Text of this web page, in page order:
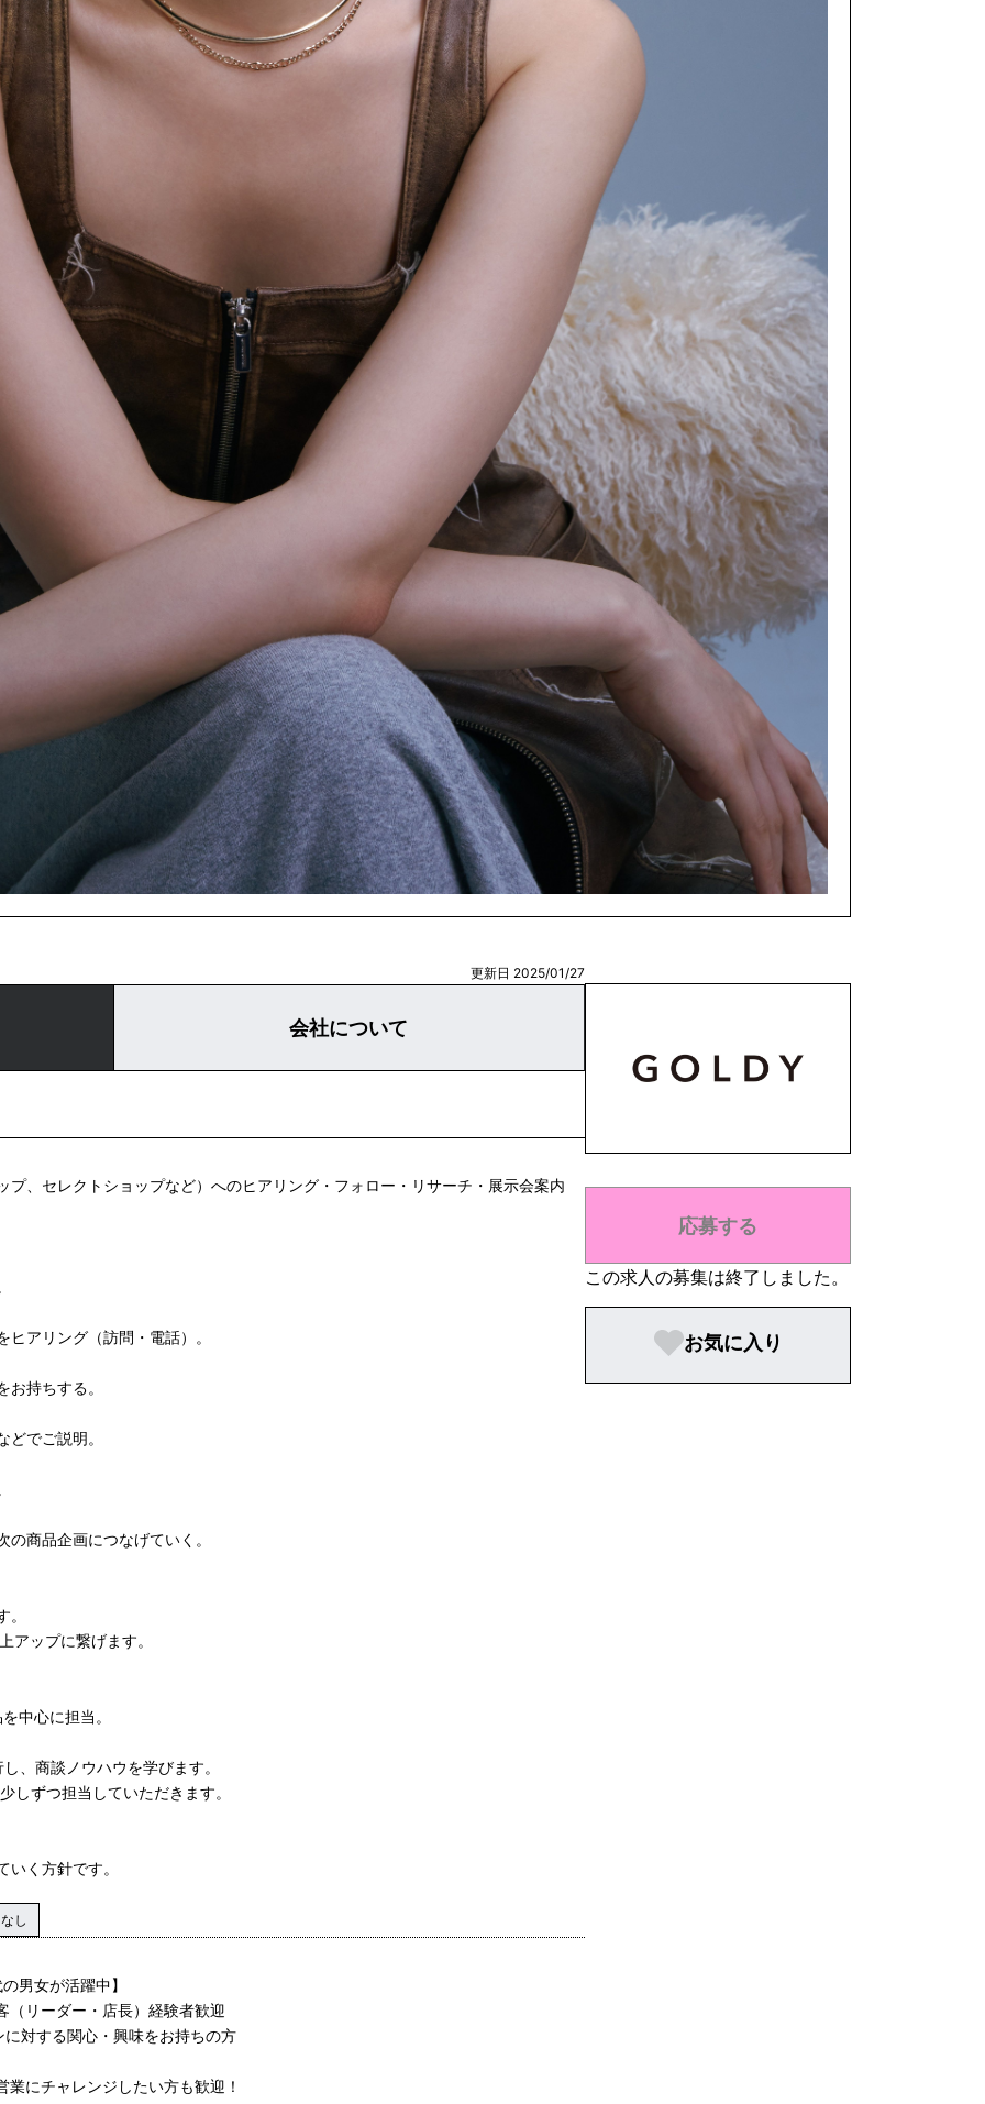
更新日 2025/01/27
会社について
プ、セレクトショップなど）へのヒアリング・フォロー・リサーチ・展示会案内
アリング（訪問・電話）。
持ちする。
でご説明。
商品企画につなげていく。
アップに繋げます。
中心に担当。
、商談ノウハウを学びます。
しずつ担当していただきます。
く方針です。
し
男女が活躍中】
リーダー・店長）経験者歓迎
対する関心・興味をお持ちの方
にチャレンジしたい方も歓迎！
応募する
この求人の募集は終了しました。
お気に入り